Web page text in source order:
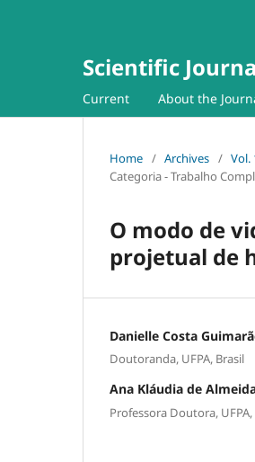
Scientific
Current About the
Home / Archives / Vol.
Categoria - Trabalho
O modo de
projetual de
Danielle Costa
Doutoranda, UFPA, Brasil
Ana Kláudia de
Professora Doutora, UFPA,